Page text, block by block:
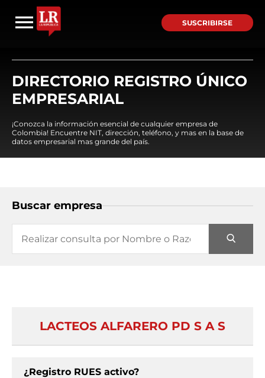
SUSCRIBIRSE
DIRECTORIO REGISTRO ÚNICO
EMPRESARIAL
¡Conozca la información esencial de cualquier empresa de
Colombia! Encuentre NIT, dirección, teléfono, y mas en la base de
datos empresarial mas grande del país.
Buscar empresa
LACTEOS ALFARERO PD S A S
¿Registro RUES activo?